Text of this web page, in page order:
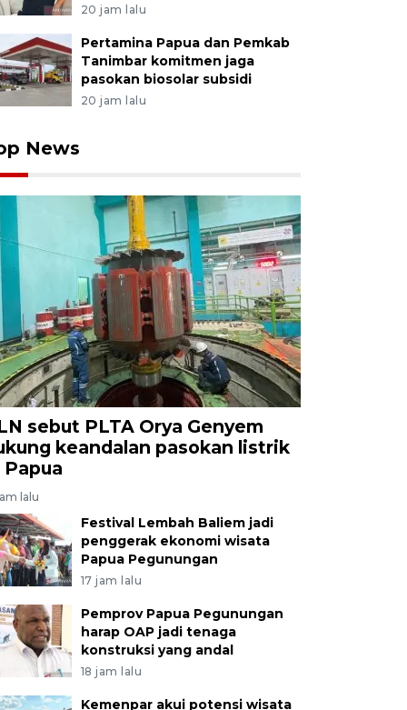
20 jam lalu
Pertamina Papua dan Pemkab
Tanimbar komitmen jaga
pasokan biosolar subsidi
20 jam lalu
News
sebut PLTA Orya Genyem
keandalan pasokan listrik
Papua
lalu
Festival Lembah Baliem jadi
penggerak ekonomi wisata
Papua Pegunungan
17 jam lalu
Pemprov Papua Pegunungan
harap OAP jadi tenaga
konstruksi yang andal
18 jam lalu
Kemenpar akui potensi wisata